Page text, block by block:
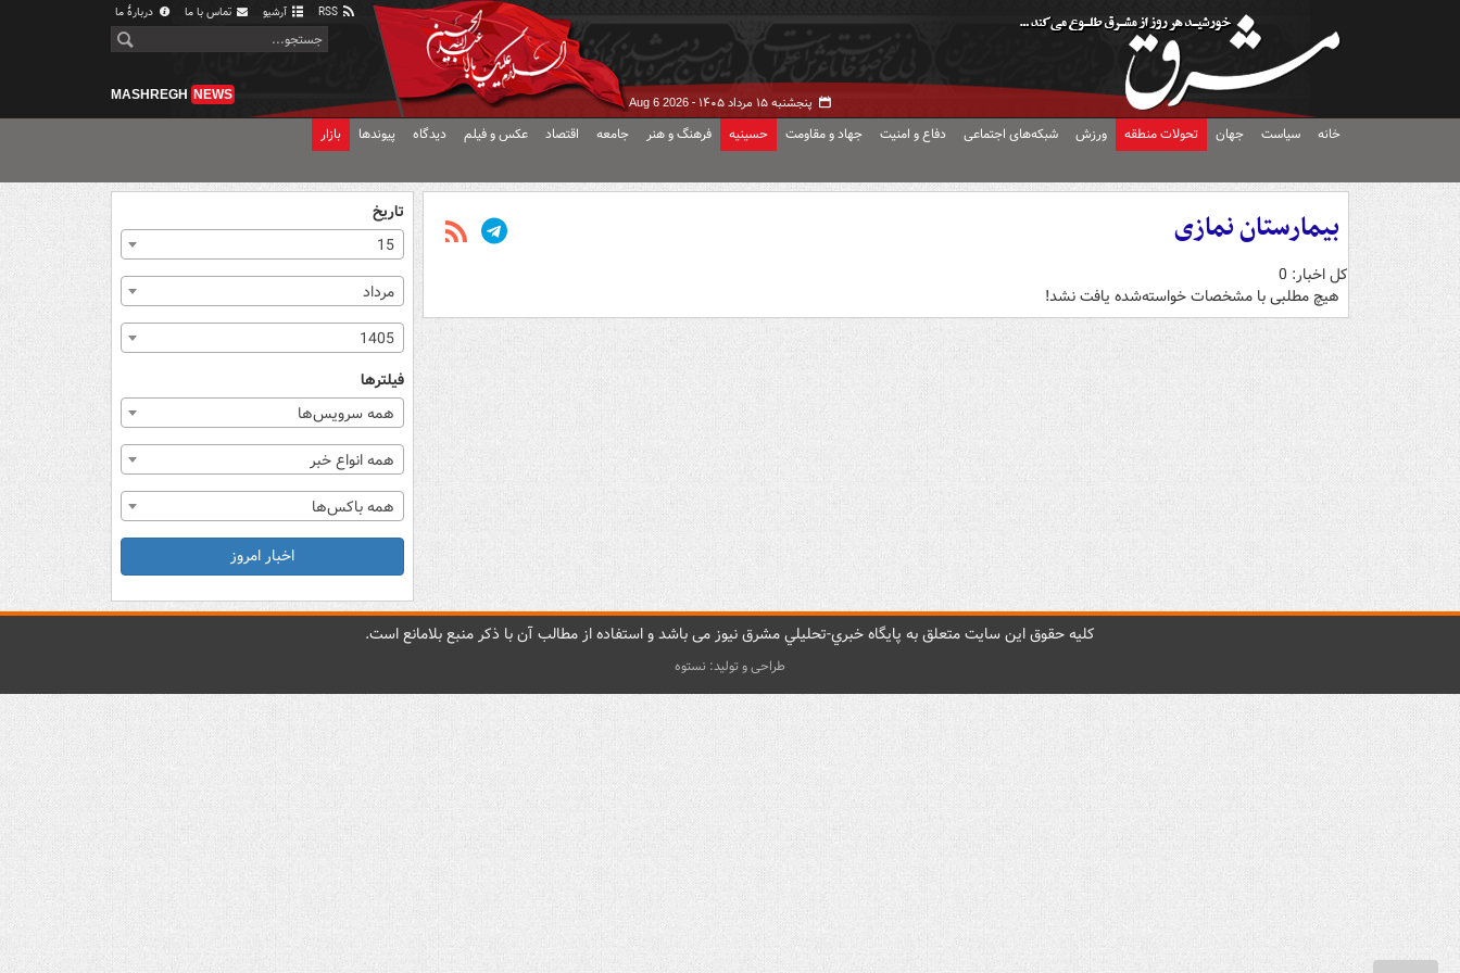
آرشیو تماس با ما دربارهٔ ما
پنجشنبه ۱۵ مرداد ۱۴۰۵ - Aug 6 2026
MASHREGH NEWS
خانه سیاست جهان تحولات منطقه ورزش شبکه‌های اجتماعی دفاع و امنیت جهاد و مقاومت حسینیه فرهنگ و هنر جامعه اقتصاد عکس و فیلم دیدگاه پیوندها بازار
بیمارستان نمازی
کل اخبار: 0
هیچ مطلبی با مشخصات خواسته‌شده یافت نشد!
تاریخ
15
مرداد
1405
فیلترها
همه سرویس‌ها
همه انواع خبر
همه باکس‌ها
اخبار امروز
کليه حقوق اين سايت متعلق به پایگاه خبري-تحليلي مشرق نيوز می باشد و استفاده از مطالب آن با ذکر منبع بلامانع است.
طراحی و تولید: نستوه